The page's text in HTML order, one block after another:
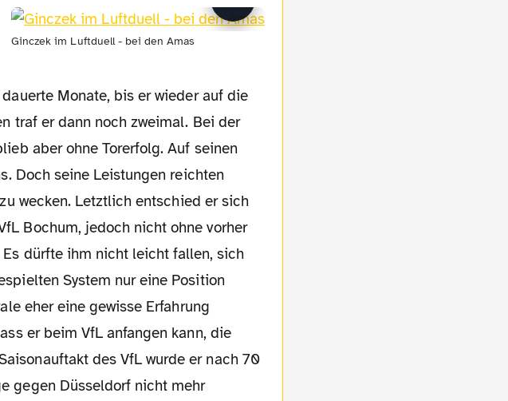
Ginczek im Luftduell - bei den Amas
Monate, bis er wieder auf die
traf er dann noch zweimal. Bei der
aber ohne Torerfolg. Auf seinen
Doch seine Leistungen reichten
wecken. Letztlich entschied er sich
Bochum, jedoch nicht ohne vorher
dürfte ihm nicht leicht fallen, sich
System nur eine Position
eher eine gewisse Erfahrung
er beim VfL anfangen kann, die
des VfL wurde er nach 70
gegen Düsseldorf nicht mehr